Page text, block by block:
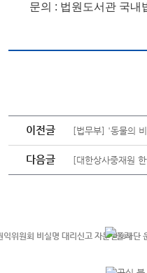
문의 : 법원도서관 국
이전글 [법무부] '동물의
다음글 [대한상사중재원